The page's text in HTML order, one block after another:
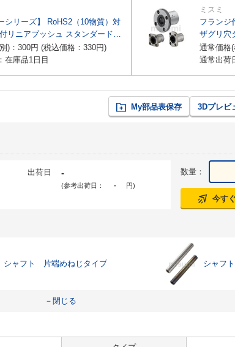
シリーズ】 RoHS2（10物質）対
リニアブッシュ スタンダード
)： 300円 (税込価格： 330円)
在庫品1日目
ミスミ
フランジ
ザグリ穴
通常価格(
通常出荷
My部品表保存 3Dプレビ
出荷日 -
(参考出荷日： - 円)
数量：
今す
シャフト 片端めねじタイプ シャフ
－閉じる